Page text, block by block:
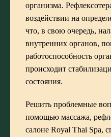
организма.
воздействии на
что, в свою очередь,
внутренних органов,
работоспособность
происходит
состояния.
Решить проблемные
помощью массажа,
салоне Royal Thai Spa,